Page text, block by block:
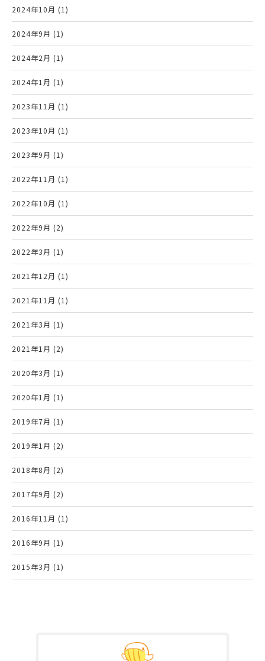
2024年10月 (1)
2024年9月 (1)
2024年2月 (1)
2024年1月 (1)
2023年11月 (1)
2023年10月 (1)
2023年9月 (1)
2022年11月 (1)
2022年10月 (1)
2022年9月 (2)
2022年3月 (1)
2021年12月 (1)
2021年11月 (1)
2021年3月 (1)
2021年1月 (2)
2020年3月 (1)
2020年1月 (1)
2019年7月 (1)
2019年1月 (2)
2018年8月 (2)
2017年9月 (2)
2016年11月 (1)
2016年9月 (1)
2015年3月 (1)